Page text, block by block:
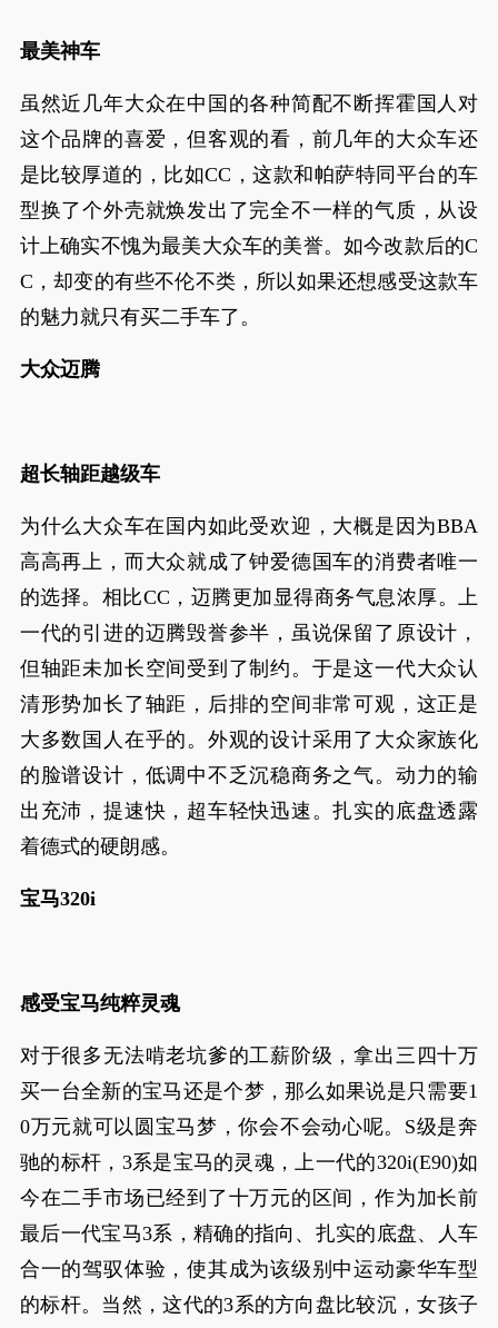
最美神车
虽然近几年大众在中国的各种简配不断挥霍国人对
这个品牌的喜爱，但客观的看，前几年的大众车还
是比较厚道的，比如CC，这款和帕萨特同平台的车
型换了个外壳就焕发出了完全不一样的气质，从设
计上确实不愧为最美大众车的美誉。如今改款后的C
C，却变的有些不伦不类，所以如果还想感受这款车
的魅力就只有买二手车了。
大众迈腾
超长轴距越级车
为什么大众车在国内如此受欢迎，大概是因为BBA
高高再上，而大众就成了钟爱德国车的消费者唯一
的选择。相比CC，迈腾更加显得商务气息浓厚。上
一代的引进的迈腾毁誉参半，虽说保留了原设计，
但轴距未加长空间受到了制约。于是这一代大众认
清形势加长了轴距，后排的空间非常可观，这正是
大多数国人在乎的。外观的设计采用了大众家族化
的脸谱设计，低调中不乏沉稳商务之气。动力的输
出充沛，提速快，超车轻快迅速。扎实的底盘透露
着德式的硬朗感。
宝马320i
感受宝马纯粹灵魂
对于很多无法啃老坑爹的工薪阶级，拿出三四十万
买一台全新的宝马还是个梦，那么如果说是只需要1
0万元就可以圆宝马梦，你会不会动心呢。S级是奔
驰的标杆，3系是宝马的灵魂，上一代的320i(E90)如
今在二手市场已经到了十万元的区间，作为加长前
最后一代宝马3系，精确的指向、扎实的底盘、人车
合一的驾驭体验，使其成为该级别中运动豪华车型
的标杆。当然，这代的3系的方向盘比较沉，女孩子